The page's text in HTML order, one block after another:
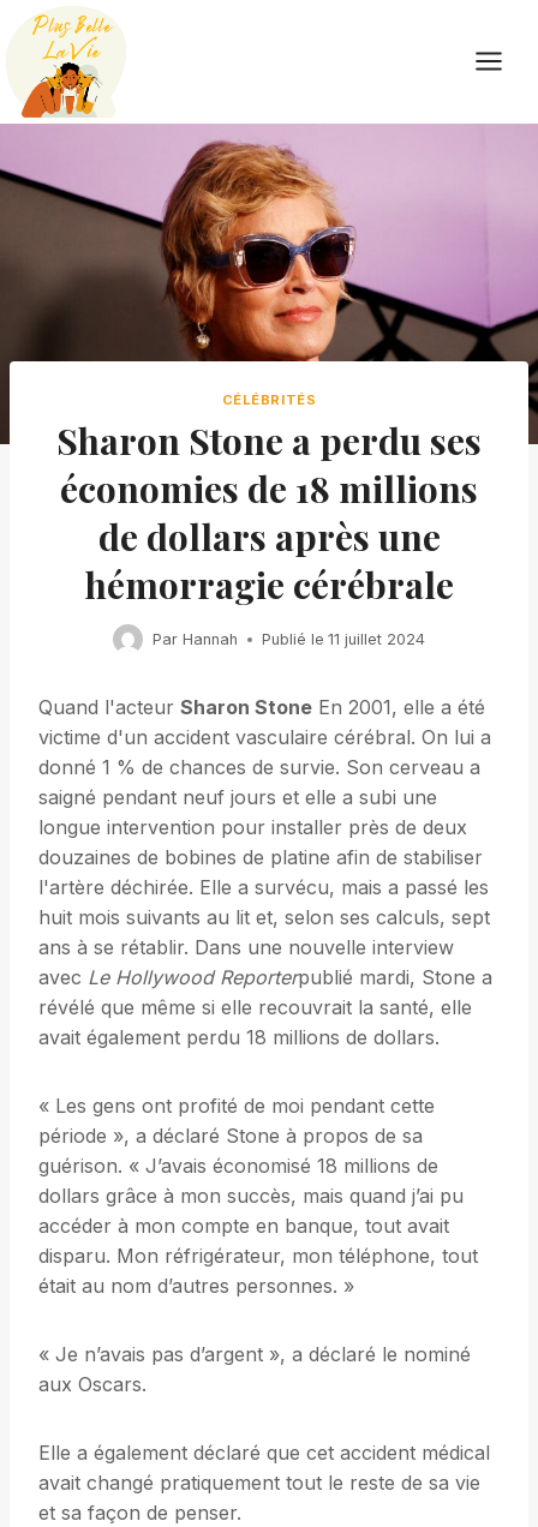
Skip
content
CÉLÉBRITÉS
Sharon Stone a perdu ses
économies de 18 millions
de dollars après une
hémorragie cérébrale
Par Hannah Publié le 11 juillet 2024
Quand l'acteur Sharon Stone En 2001, elle a été
victime d'un accident vasculaire cérébral. On lui a
donné 1 % de chances de survie. Son cerveau a
saigné pendant neuf jours et elle a subi une
longue intervention pour installer près de deux
douzaines de bobines de platine afin de stabiliser
l'artère déchirée. Elle a survécu, mais a passé les
huit mois suivants au lit et, selon ses calculs, sept
ans à se rétablir. Dans une nouvelle interview
avec Le Hollywood Reporterpublié mardi, Stone a
révélé que même si elle recouvrait la santé, elle
avait également perdu 18 millions de dollars.
« Les gens ont profité de moi pendant cette
période », a déclaré Stone à propos de sa
guérison. « J’avais économisé 18 millions de
dollars grâce à mon succès, mais quand j’ai pu
accéder à mon compte en banque, tout avait
disparu. Mon réfrigérateur, mon téléphone, tout
était au nom d’autres personnes. »
« Je n’avais pas d’argent », a déclaré le nominé
aux Oscars.
Elle a également déclaré que cet accident médical
avait changé pratiquement tout le reste de sa vie
et sa façon de penser.